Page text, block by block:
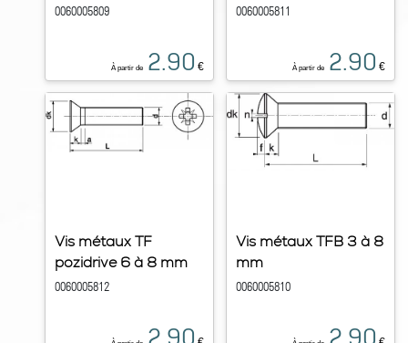
0060005809
À partir de 2.90 €
0060005811
À partir de 2.90 €
Vis métaux TF
pozidrive 6 à 8 mm
0060005812
Vis métaux TFB 3 à 8
mm
0060005810